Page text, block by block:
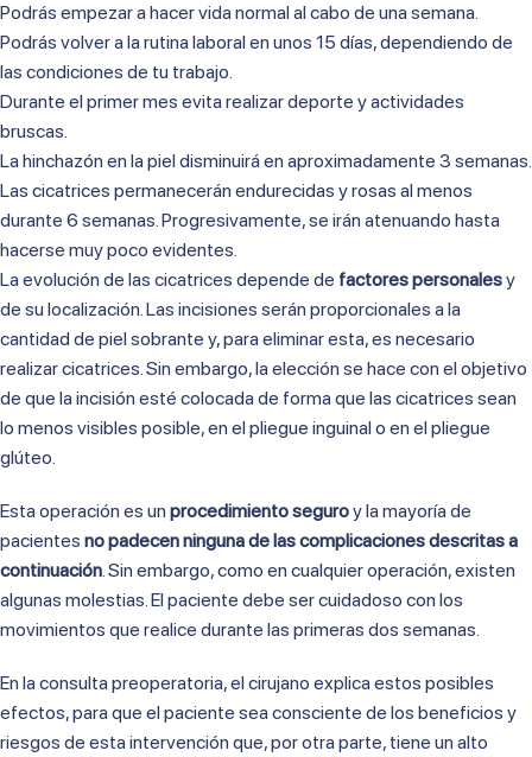
Podrás empezar a hacer vida normal al cabo de una semana.
Podrás volver a la rutina laboral en unos 15 días, dependiendo de
las condiciones de tu trabajo.
Durante el primer mes evita realizar deporte y actividades
bruscas.
La hinchazón en la piel disminuirá en aproximadamente 3 semanas.
Las cicatrices permanecerán endurecidas y rosas al menos
durante 6 semanas. Progresivamente, se irán atenuando hasta
hacerse muy poco evidentes.
La evolución de las cicatrices depende de factores personalesy
de su localización. Las incisiones serán proporcionales a la
cantidad de piel sobrante y, para eliminar esta, es necesario
realizar cicatrices. Sin embargo, la elección se hace con el objetivo
de que la incisión esté colocada de forma que las cicatrices sean
lo menos visibles posible, en el pliegue inguinal o en el pliegue
glúteo.
Esta operación es un procedimiento seguroy la mayoría de
pacientes no padecen ninguna de las complicaciones descritas a
continuación. Sin embargo, como en cualquier operación, existen
algunas molestias. El paciente debe ser cuidadoso con los
movimientos que realice durante las primeras dos semanas.
En la consulta preoperatoria, el cirujano explica estos posibles
efectos, para que el paciente sea consciente de los beneficios y
riesgos de esta intervención que, por otra parte, tiene un alto